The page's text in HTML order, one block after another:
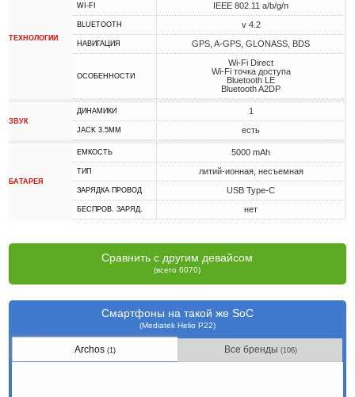
ТЕХНОЛОГИИ
WI-FI IEEE 802.11 a/b/g/n
BLUETOOTH v 4.2
НАВИГАЦИЯ GPS, A-GPS, GLONASS, BDS
ОСОБЕННОСТИ
Wi-Fi Direct
Wi-Fi точка доступа
Bluetooth LE
Bluetooth A2DP
ЗВУК
ДИНАМИКИ 1
JACK 3.5MM есть
БАТАРЕЯ
ЕМКОСТЬ 5000 mAh
ТИП литий-ионная, несъемная
ЗАРЯДКА ПРОВОД USB Type-C
БЕСПРОВ. ЗАРЯД. нет
Сравнить с другим девайсом
(всего 6070)
Смартфоны на такой же SoC
(Mediatek Helio P22)
Archos(1) Все бренды (106)